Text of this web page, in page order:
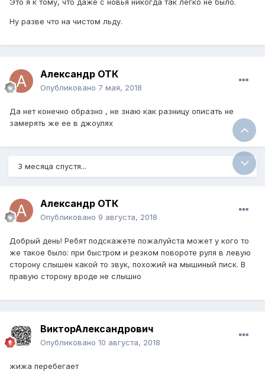
Это я к тому, что даже с новья никогда так легко не было.
Ну разве что на чистом льду.
Александр ОТК
Опубликовано 7 мая, 2018
Да нет конечно образно , не знаю как разницу описать не
замерять же ее в джоулях
3 месяца спустя...
Александр ОТК
Опубликовано 9 августа, 2018
Добрый день! Ребят подскажете пожалуйста может у кого то
же такое было: при быстром и резком повороте руля в левую
сторону слышен какой то звук, похожий на мышиный писк. В
правую сторону вроде не слышно
ВикторАлександрович
Опубликовано 10 августа, 2018
жижа перебегает